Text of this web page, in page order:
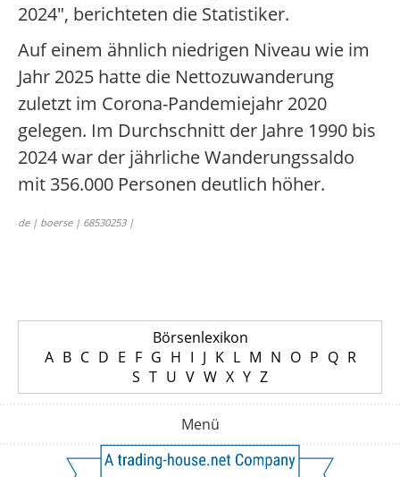
2024", berichteten die Statistiker.
Auf einem ähnlich niedrigen Niveau wie im
Jahr 2025 hatte die Nettozuwanderung
zuletzt im Corona-Pandemiejahr 2020
gelegen. Im Durchschnitt der Jahre 1990 bis
2024 war der jährliche Wanderungssaldo
mit 356.000 Personen deutlich höher.
de | boerse | 68530253 |
Börsenlexikon
A B C D E F G H I J K L M N O P Q R
S T U V W X Y Z
Menü